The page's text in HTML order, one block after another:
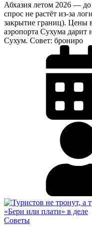
Абхазия летом 2026 —
спрос не растёт из-за
закрытие границ). Цены
аэропорта Сухума дарит
Сухум. Совет: брониро
Советы